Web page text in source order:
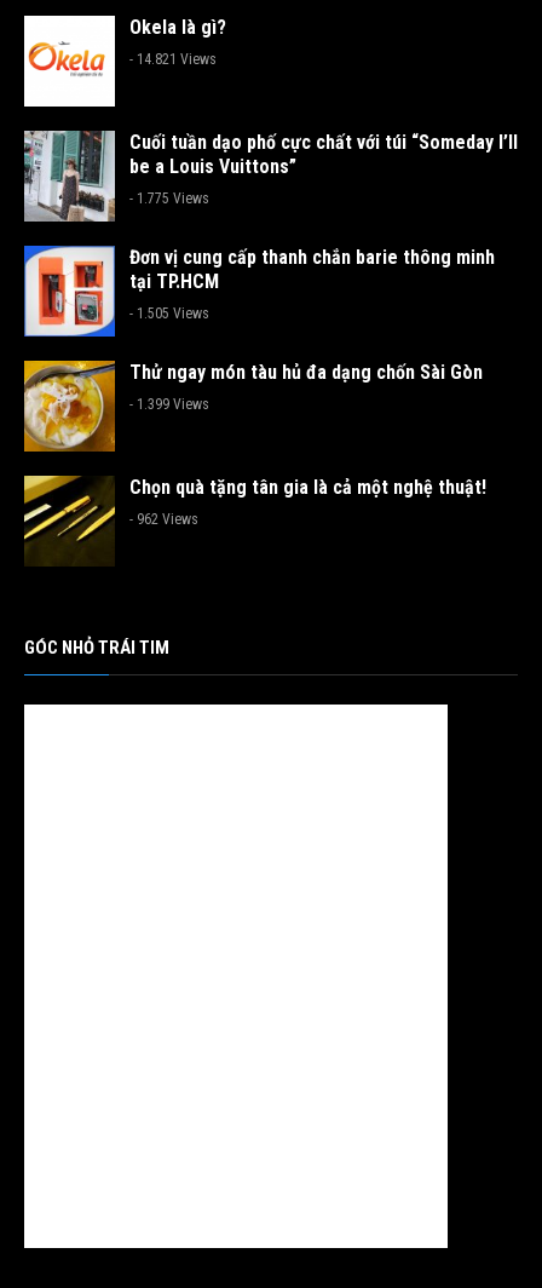
Okela là gì?
- 14.821 Views
Cuối tuần dạo phố cực chất với túi “Someday I’ll
be a Louis Vuittons”
- 1.775 Views
Đơn vị cung cấp thanh chắn barie thông minh
tại TP.HCM
- 1.505 Views
Thử ngay món tàu hủ đa dạng chốn Sài Gòn
- 1.399 Views
Chọn quà tặng tân gia là cả một nghệ thuật!
- 962 Views
GÓC NHỎ TRÁI TIM